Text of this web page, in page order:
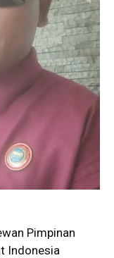
Pimpinan
Indonesia